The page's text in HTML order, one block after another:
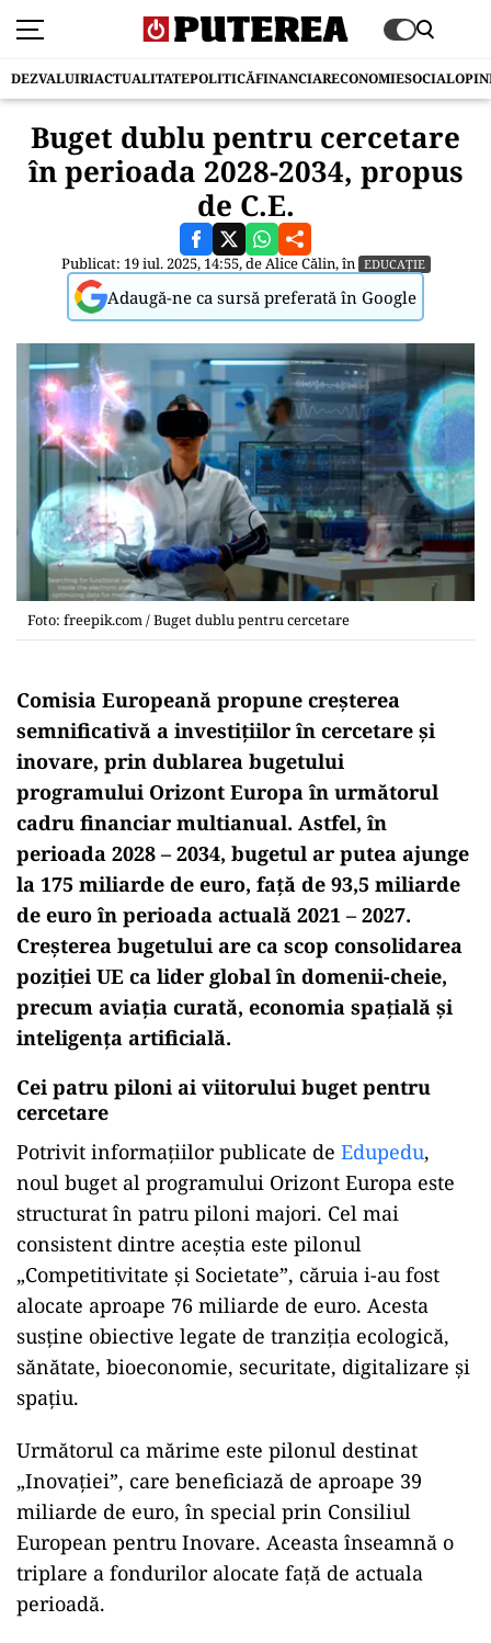
DEZVALUIRIACTUALITATEPOLITICĂFINANCIARECONOMIESOCIAL
Buget dublu pentru cercetare
în perioada 2028-2034, propus
de C.E.
Publicat: 19 iul. 2025, 14:55, deAlice Călin, în EDUCAȚIE
Adaugă-ne ca sursă preferată în Google
Foto: freepik.com / Buget dublu pentru cercetare
Comisia Europeană propune creșterea
semnificativă a investițiilor în cercetare și
inovare, prin dublarea bugetului
programului Orizont Europa în următorul
cadru financiar multianual. Astfel, în
perioada 2028 – 2034, bugetul ar putea ajunge
la 175 miliarde de euro, față de 93,5 miliarde
de euro în perioada actuală 2021 – 2027.
Creșterea bugetului are ca scop consolidarea
poziției UE ca lider global în domenii-cheie,
precum aviația curată, economia spațială și
inteligența artificială.
Cei patru piloni ai viitorului buget pentru
cercetare
Potrivit informațiilor publicate de Edupedu,
noul buget al programului Orizont Europa este
structurat în patru piloni majori. Cel mai
consistent dintre aceștia este pilonul
„Competitivitate și Societate”, căruia i-au fost
alocate aproape 76 miliarde de euro. Acesta
susține obiective legate de tranziția ecologică,
sănătate, bioeconomie, securitate, digitalizare și
spațiu.
ad